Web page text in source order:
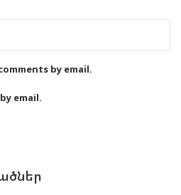
by email.
email.